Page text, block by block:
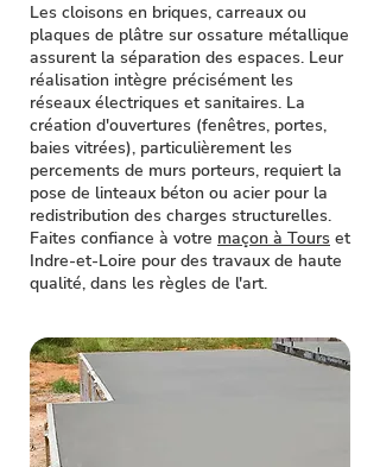
Les cloisons en briques, carreaux ou
plaques de plâtre sur ossature métallique
assurent la séparation des espaces. Leur
réalisation intègre précisément les
réseaux électriques et sanitaires. La
création d'ouvertures (fenêtres, portes,
baies vitrées), particulièrement les
percements de murs porteurs, requiert la
pose de linteaux béton ou acier pour la
redistribution des charges structurelles.
Faites confiance à votre maçon à Tours et
Indre-et-Loire pour des travaux de haute
qualité, dans les règles de l'art.